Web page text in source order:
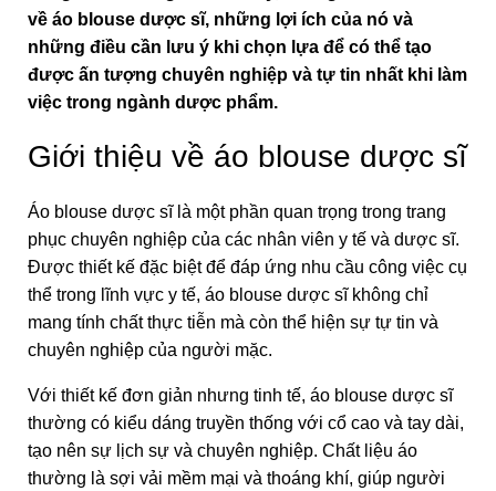
về áo blouse dược sĩ, những lợi ích của nó và
những điều cần lưu ý khi chọn lựa để có thể tạo
được ấn tượng chuyên nghiệp và tự tin nhất khi làm
việc trong ngành dược phẩm.
Giới thiệu về áo blouse dược sĩ
Áo blouse dược sĩ là một phần quan trọng trong trang
phục chuyên nghiệp của các nhân viên y tế và dược sĩ.
Được thiết kế đặc biệt để đáp ứng nhu cầu công việc cụ
thể trong lĩnh vực y tế, áo blouse dược sĩ không chỉ
mang tính chất thực tiễn mà còn thể hiện sự tự tin và
chuyên nghiệp của người mặc.
Với thiết kế đơn giản nhưng tinh tế, áo blouse dược sĩ
thường có kiểu dáng truyền thống với cổ cao và tay dài,
tạo nên sự lịch sự và chuyên nghiệp. Chất liệu áo
thường là sợi vải mềm mại và thoáng khí, giúp người